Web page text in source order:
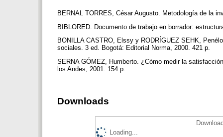
BERNAL TORRES, César Augusto. Metodología de la
BIBLORED. Documento de trabajo en borrador:
BONILLA CASTRO, Elssy y RODRÍGUEZ SEHK,
sociales. 3 ed. Bogotá: Editorial Norma, 2000. 421 p.
SERNA GÓMEZ, Humberto. ¿Cómo medir la
los Andes, 2001. 154 p.
Downloads
Loading...